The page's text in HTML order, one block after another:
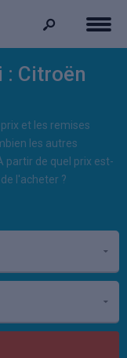
: Citroën
et les remises
les autres
partir de quel prix est-
l'acheter ?